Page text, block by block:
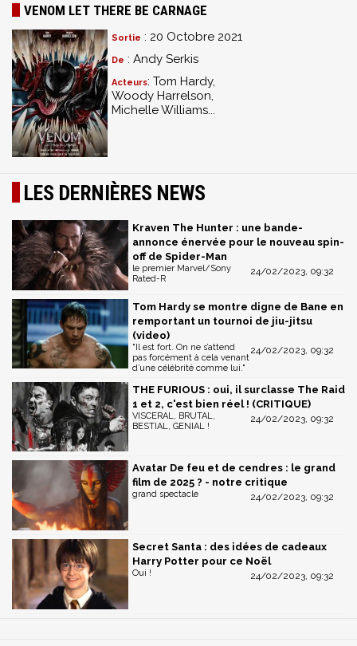
VENOM LET THERE BE CARNAGE
Sortie : 20 Octobre 2021
De : Andy Serkis
Acteurs: Tom Hardy,
Woody Harrelson,
Michelle Williams...
LES DERNIÈRES NEWS
Kraven The Hunter : une bande-
annonce énervée pour le nouveau spin-
off de Spider-Man
24/02/2023, 09:32
le premier Marvel/Sony
Rated-R
Tom Hardy se montre digne de Bane en
remportant un tournoi de jiu-jitsu
(video)
24/02/2023, 09:32
"Il est fort. On ne s’attend
pas forcément à cela venant
d’une célébrité comme lui."
THE FURIOUS : oui, il surclasse The Raid
1 et 2, c'est bien réel ! (CRITIQUE)
24/02/2023, 09:32
VISCERAL, BRUTAL,
BESTIAL, GENIAL !
Avatar De feu et de cendres : le grand
film de 2025 ? - notre critique
24/02/2023, 09:32
grand spectacle
Secret Santa : des idées de cadeaux
Harry Potter pour ce Noël
24/02/2023, 09:32
Oui !